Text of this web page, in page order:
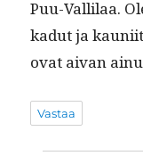
Puu-Vallilaa.
kadut ja
ovat aivan
Vastaa